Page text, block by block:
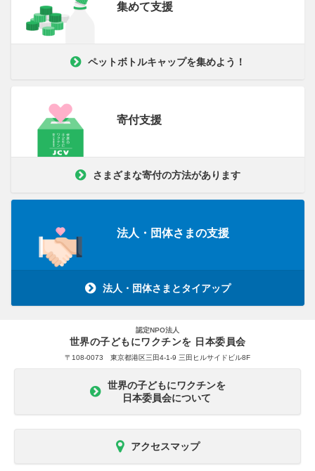
集めて支援
ペットボトルキャップを集めよう！
寄付支援
さまざまな寄付の方法があります
法人・団体さまの支援
法人・団体さまとタイアップ
認定NPO法人
世界の子どもにワクチンを 日本委員会
〒108-0073 東京都港区三田4-1-9 三田ヒルサイドビル8F
世界の子どもにワクチンを
日本委員会について
アクセスマップ